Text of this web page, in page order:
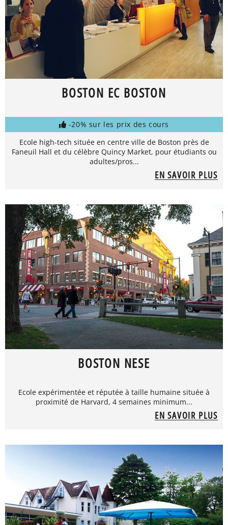
BOSTON EC BOSTON
-20% sur les prix des cours
Ecole high-tech située en centre ville de Boston près de
Faneuil Hall et du célèbre Quincy Market, pour étudiants ou
adultes/pros...
EN SAVOIR PLUS
BOSTON NESE
Ecole expérimentée et réputée à taille humaine située à
proximité de Harvard, 4 semaines minimum...
EN SAVOIR PLUS